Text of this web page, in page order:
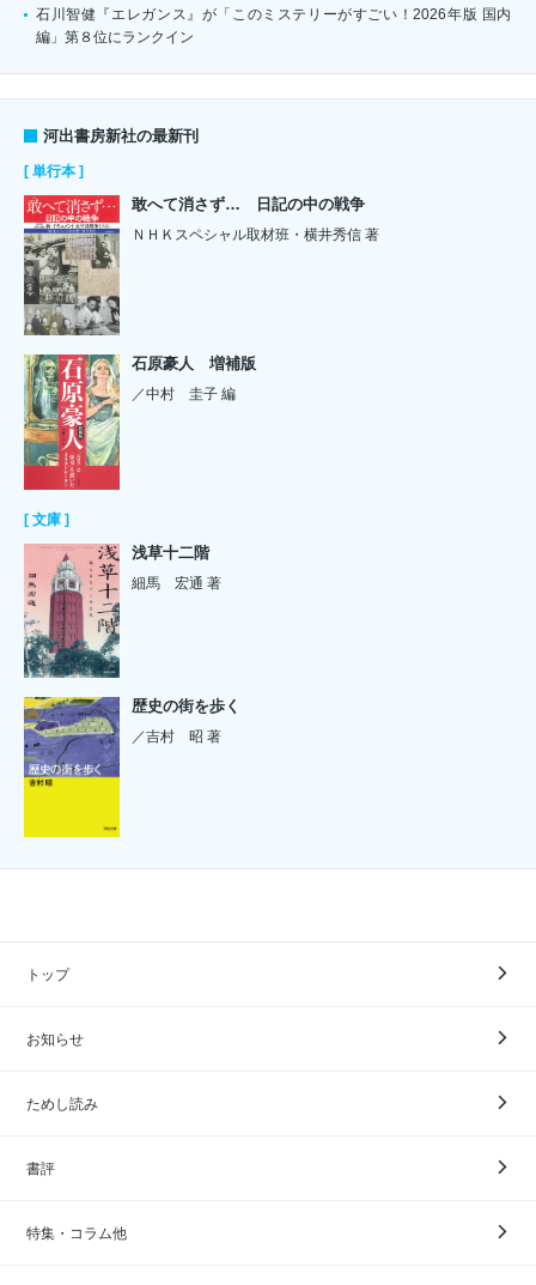
石川智健『エレガンス』が「このミステリーがすごい！2026年版 国内
編」第８位にランクイン
河出書房新社の最新刊
[ 単行本 ]
敢へて消さず… 日記の中の戦争
ＮＨＫスペシャル取材班・横井秀信 著
石原豪人 増補版
／中村 圭子 編
[ 文庫 ]
浅草十二階
細馬 宏通 著
歴史の街を歩く
／吉村 昭 著
トップ
お知らせ
ためし読み
書評
特集・コラム他